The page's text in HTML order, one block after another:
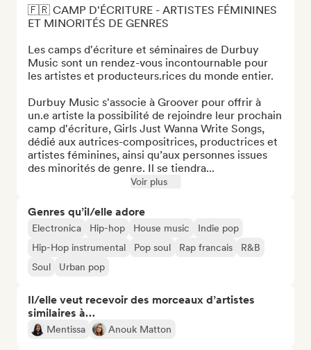
🇫🇷 CAMP D'ÉCRITURE - ARTISTES FÉMININES
ET MINORITÉS DE GENRES
Les camps d'écriture et séminaires de Durbuy
Music sont un rendez-vous incontournable pour
les artistes et producteurs.rices du monde entier.
Durbuy Music s'associe à Groover pour offrir à
un.e artiste la possibilité de rejoindre leur prochain
camp d'écriture, Girls Just Wanna Write Songs,
dédié aux autrices-compositrices, productrices et
artistes féminines, ainsi qu’aux personnes issues
des minorités de genre. Il se tiendra...
Voir plus
Genres qu’il/elle adore
Electronica Hip-hop House music
Indie pop
Hip-Hop instrumental
Pop soul Rap francais
R&B
Soul
Urban pop
Il/elle veut recevoir des morceaux d’artistes
similaires à…
Mentissa Anouk Matton